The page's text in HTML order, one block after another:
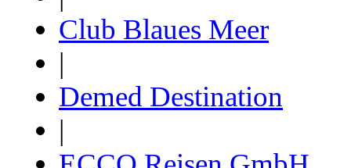
Club Blaues Meer
|
Demed Destination
|